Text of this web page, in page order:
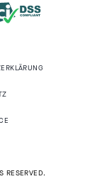
RESERVED.